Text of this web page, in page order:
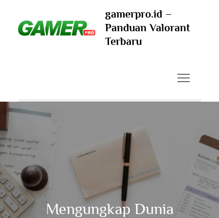
content
gamerpro.id –
Panduan Valorant
Terbaru
Mengungkap Dunia